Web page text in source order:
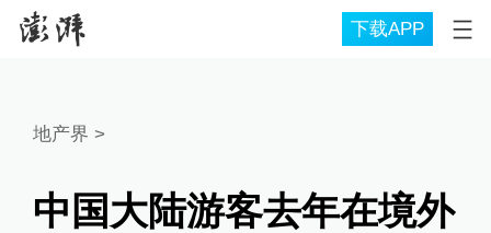
下载APP
地产界 >
中国大陆游客去年在境外